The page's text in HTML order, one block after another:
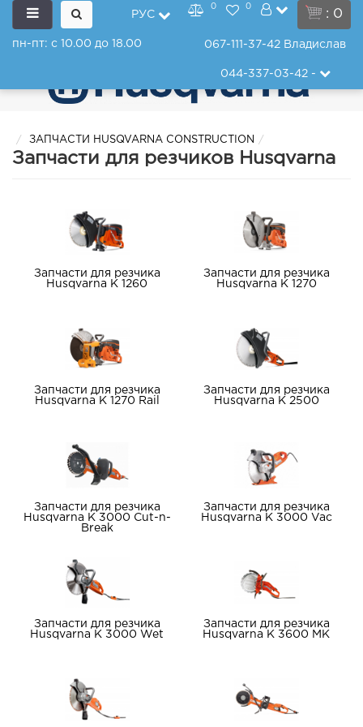
: 0
РУС
0 0
пн-пт: с 10.00 до 18.00 067-111-37-42 Владислав
044-337-03-42-
ЗАПЧАСТИ HUSQVARNA CONSTRUCTION
Запчасти для резчиков Husqvarna
Запчасти для резчика
Husqvarna K 1260
Запчасти для резчика
Husqvarna K 1270
Запчасти для резчика
Husqvarna K 1270 Rail
Запчасти для резчика
Husqvarna K 2500
Запчасти для резчика
Husqvarna K 3000 Cut-n-
Break
Запчасти для резчика
Husqvarna K 3000 Vac
Запчасти для резчика
Husqvarna K 3000 Wet
Запчасти для резчика
Husqvarna K 3600 MK